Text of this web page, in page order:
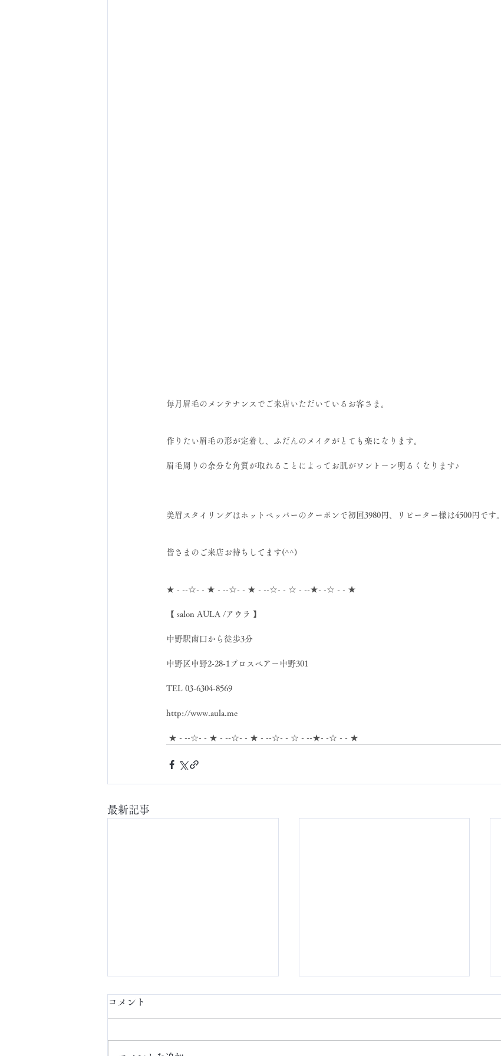
毎月眉毛のメンテナンスでご来店いただいているお客さま。
作りたい眉毛の形が定着し、ふだんのメイクがとても楽になります。
眉毛周りの余分な角質が取れることによってお肌がワントーン明るくなります♪
美眉スタイリングはホットペッパーのクーポンで初回3980円、リピーター様は4500円です。
皆さまのご来店お待ちしてます(^^)
★ - --☆- - ★ - --☆- - ★ - --☆- - ☆ - --★- -☆ - - ★
【 salon AULA /アウラ 】
中野駅南口から徒歩3分
中野区中野2-28-1プロスペアー中野301
TEL 03-6304-8569
http://www.aula.me
★ - --☆- - ★ - --☆- - ★ - --☆- - ☆ - --★- -☆ - - ★
最新記事
コメント